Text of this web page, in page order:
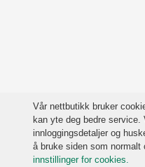
Vår nettbutikk bruker
kan yte deg bedre
innloggingsdetaljer og
å bruke siden som normalt
innstillinger for cookies.